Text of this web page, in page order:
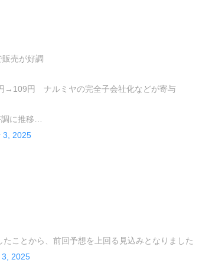
売が好調
円 ナルミヤの完全子会社化などが寄与
に推移…
3, 2025
ことから、前回予想を上回る見込みとなりました
2025